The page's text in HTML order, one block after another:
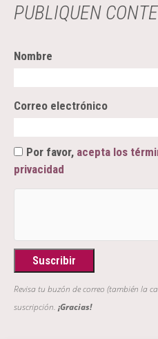
PUBLIQUEN
Nombre
Correo electrónico
Por favor, acepta los
privacidad
Revisa tu buzón de correo (también la
suscripción. ¡Gracias!